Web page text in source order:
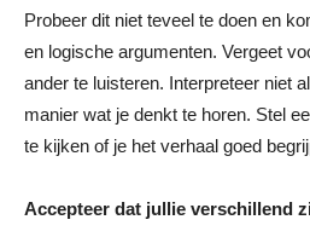
Probeer dit niet teveel te doen en
en logische argumenten. Vergeet
ander te luisteren. Interpreteer niet
manier wat je denkt te horen. Stel
te kijken of je het verhaal goed
Accepteer dat jullie verschillend